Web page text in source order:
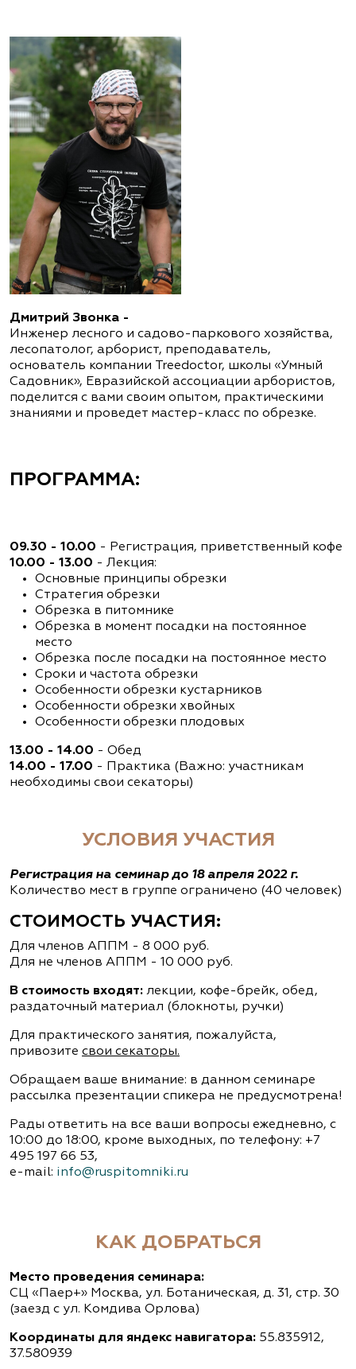
Дмитрий Звонка -
Инженер лесного и садово-паркового хозяйства,
лесопатолог, арборист, преподаватель,
основатель компании Treedoctor, школы «Умный
Садовник», Евразийской ассоциации арбористов,
поделится с вами своим опытом, практическими
знаниями и проведет мастер-класс по обрезке.
ПРОГРАММА:
09.30 - 10.00 - Регистрация, приветственный кофе
10.00 - 13.00 - Лекция:
Основные принципы обрезки
Стратегия обрезки
Обрезка в питомнике
Обрезка в момент посадки на постоянное
место
Обрезка после посадки на постоянное место
Сроки и частота обрезки
Особенности обрезки кустарников
Особенности обрезки хвойных
Особенности обрезки плодовых
13.00 - 14.00 - Обед
14.00 - 17.00 - Практика (Важно: участникам
необходимы свои секаторы)
УСЛОВИЯ УЧАСТИЯ
Регистрация на семинар до 18 апреля 2022 г.
Количество мест в группе ограничено (40 человек)
СТОИМОСТЬ УЧАСТИЯ:
Для членов АППМ - 8 000 руб.
Для не членов АППМ - 10 000 руб.
В стоимость входят: лекции, кофе-брейк, обед,
раздаточный материал (блокноты, ручки)
Для практического занятия, пожалуйста,
привозите свои секаторы.
Обращаем ваше внимание: в данном семинаре
рассылка презентации спикера не предусмотрена!
Рады ответить на все ваши вопросы ежедневно, с
10:00 до 18:00, кроме выходных, по телефону: +7
495 197 66 53,
e-mail: info@ruspitomniki.ru
КАК ДОБРАТЬСЯ
Место проведения семинара:
СЦ «Паер+» Москва, ул. Ботаническая, д. 31, стр. 30
(заезд с ул. Комдива Орлова)
Координаты для яндекс навигатора: 55.835912,
37.580939